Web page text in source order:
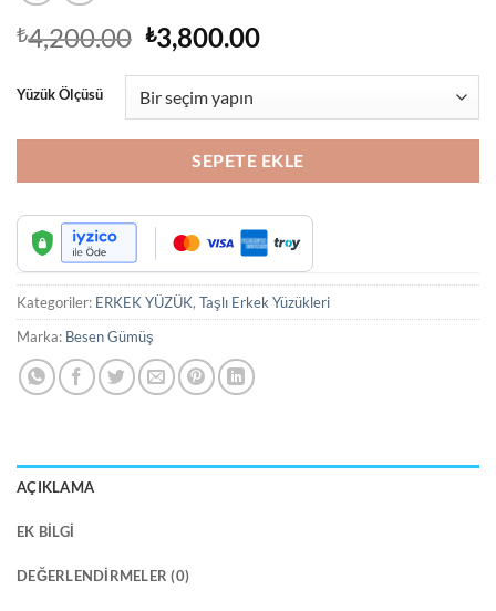
₺4,200.00 Orijinal
fiyat:
₺4,200.00.
₺3,800.00Şu
₺3,800.00.
Yüzük Ölçüsü
SEPETE EKLE
Kategoriler: ERKEK YÜZÜK, Taşlı Erkek Yüzükleri
Marka: Besen Gümüş
AÇIKLAMA
EK BILGI
DEĞERLENDIRMELER (0)